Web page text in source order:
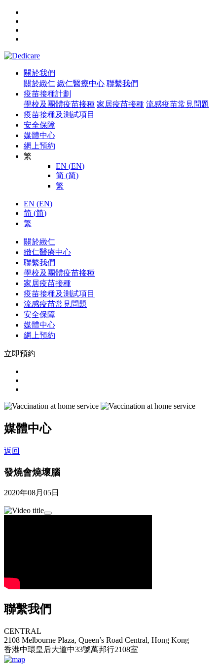
關於我們
關於緻仁 緻仁醫療中心 聯繫我們
疫苗接種計劃
學校及團體疫苗接種 家居疫苗接種 流感疫苗常見問題
疫苗接種及測試項目
安全保障
媒體中心
網上預約
繁
EN (EN)
简 (简)
繁
EN (EN)
简 (简)
繁
關於緻仁
緻仁醫療中心
聯繫我們
學校及團體疫苗接種
家居疫苗接種
疫苗接種及測試項目
流感疫苗常見問題
安全保障
媒體中心
網上預約
立即預約
媒體中心
返回
發燒會燒壞腦
2020年08月05日
聯繫我們
CENTRAL
2108 Melbourne Plaza, Queen’s Road Central, Hong Kong
香港中環皇后大道中33號萬邦行2108室